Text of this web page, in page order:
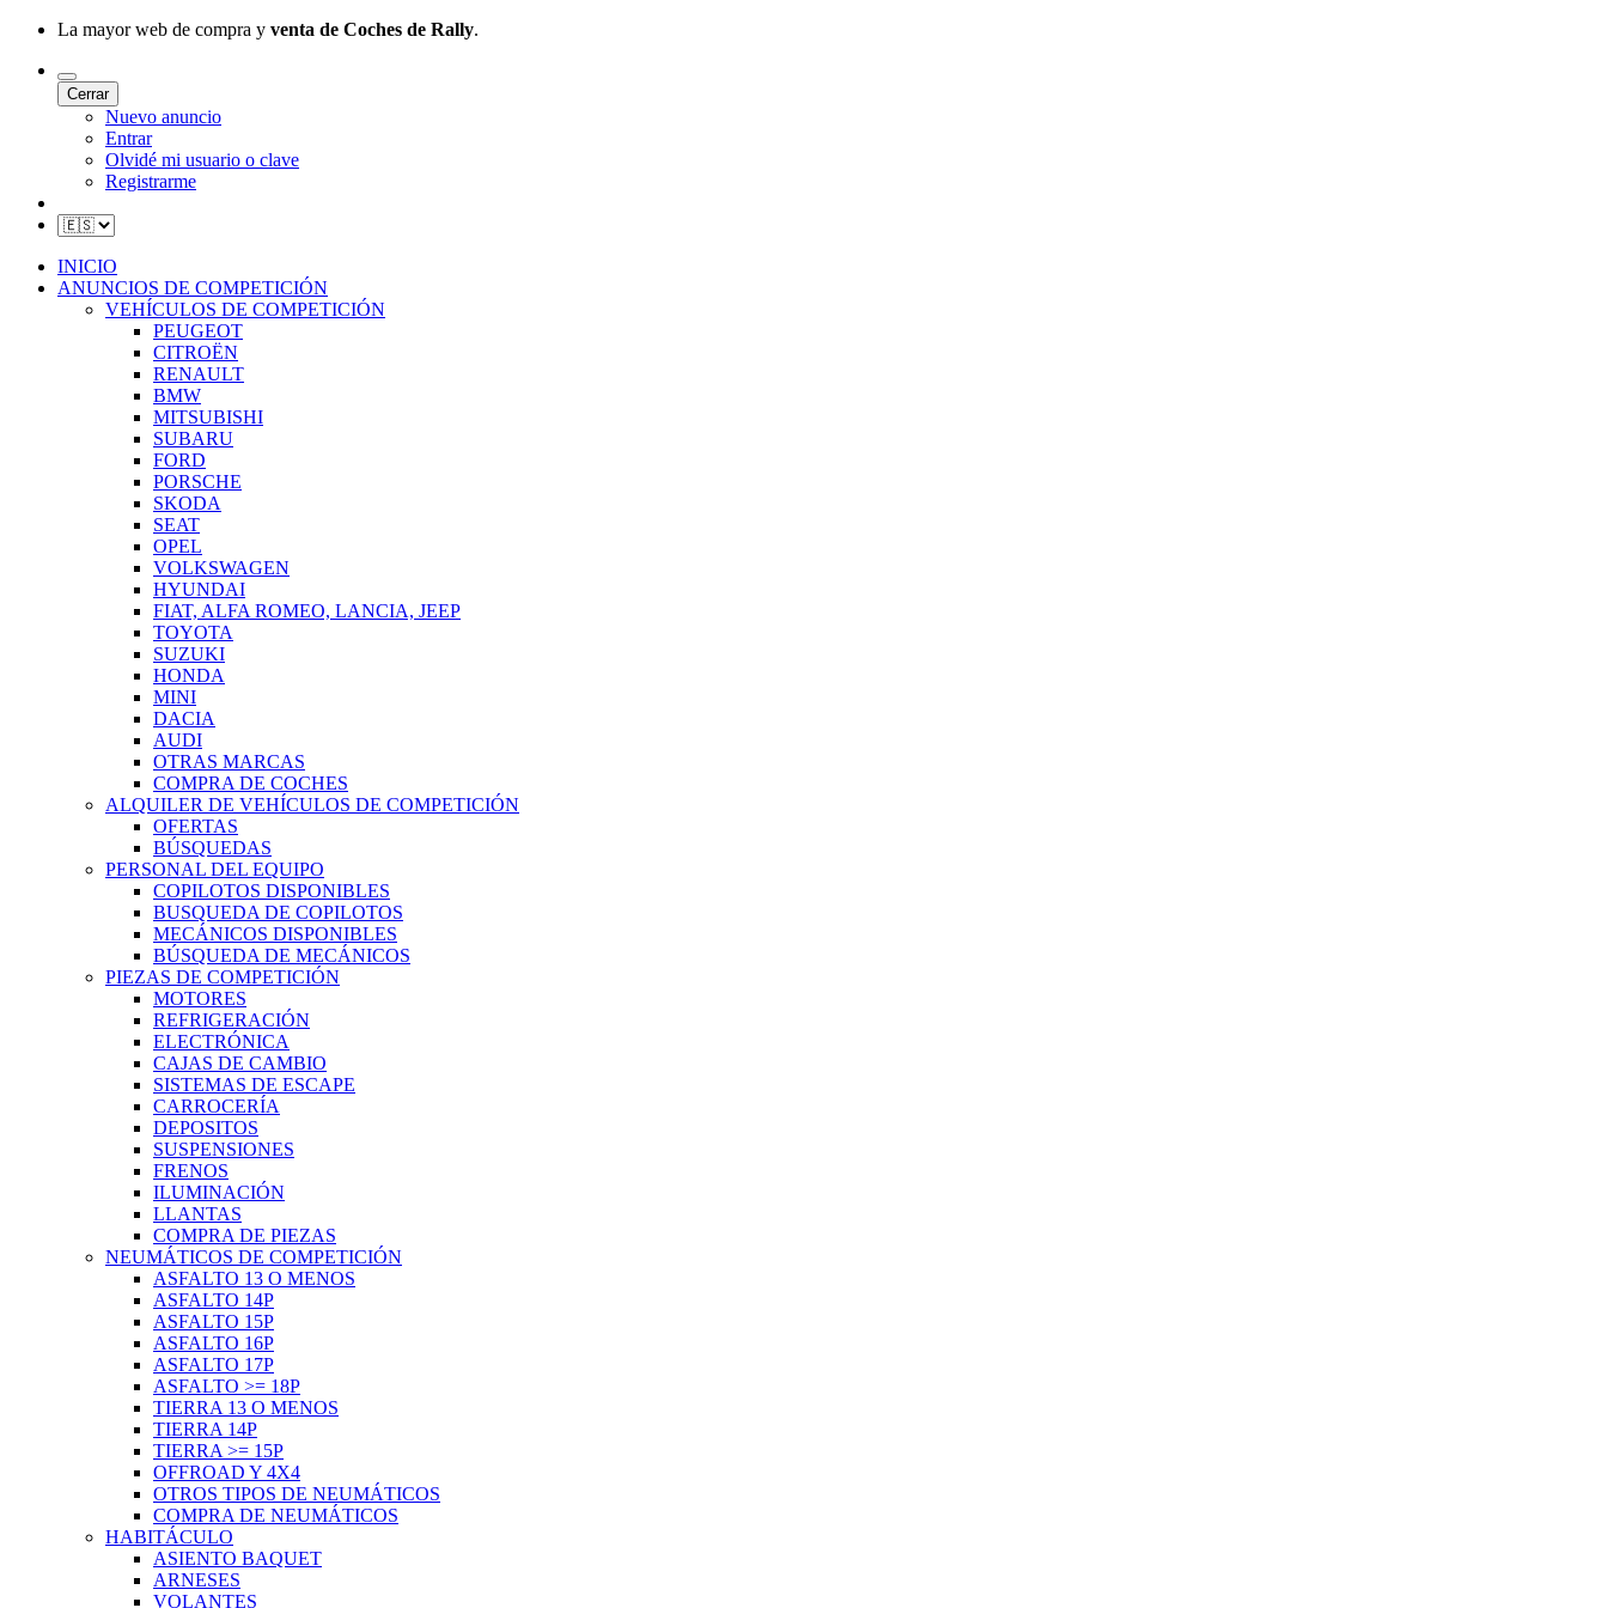
La mayor web de compra y venta de Coches de Rally.
Cerrar
Nuevo anuncio
Entrar
Olvidé mi usuario o clave
Registrarme
INICIO
ANUNCIOS DE COMPETICIÓN
VEHÍCULOS DE COMPETICIÓN
PEUGEOT
CITROËN
RENAULT
BMW
MITSUBISHI
SUBARU
FORD
PORSCHE
SKODA
SEAT
OPEL
VOLKSWAGEN
HYUNDAI
FIAT, ALFA ROMEO, LANCIA, JEEP
TOYOTA
SUZUKI
HONDA
MINI
DACIA
AUDI
OTRAS MARCAS
COMPRA DE COCHES
ALQUILER DE VEHÍCULOS DE COMPETICIÓN
OFERTAS
BÚSQUEDAS
PERSONAL DEL EQUIPO
COPILOTOS DISPONIBLES
BUSQUEDA DE COPILOTOS
MECÁNICOS DISPONIBLES
BÚSQUEDA DE MECÁNICOS
PIEZAS DE COMPETICIÓN
MOTORES
REFRIGERACIÓN
ELECTRÓNICA
CAJAS DE CAMBIO
SISTEMAS DE ESCAPE
CARROCERÍA
DEPOSITOS
SUSPENSIONES
FRENOS
ILUMINACIÓN
LLANTAS
COMPRA DE PIEZAS
NEUMÁTICOS DE COMPETICIÓN
ASFALTO 13 O MENOS
ASFALTO 14P
ASFALTO 15P
ASFALTO 16P
ASFALTO 17P
ASFALTO >= 18P
TIERRA 13 O MENOS
TIERRA 14P
TIERRA >= 15P
OFFROAD Y 4X4
OTROS TIPOS DE NEUMÁTICOS
COMPRA DE NEUMÁTICOS
HABITÁCULO
ASIENTO BAQUET
ARNESES
VOLANTES